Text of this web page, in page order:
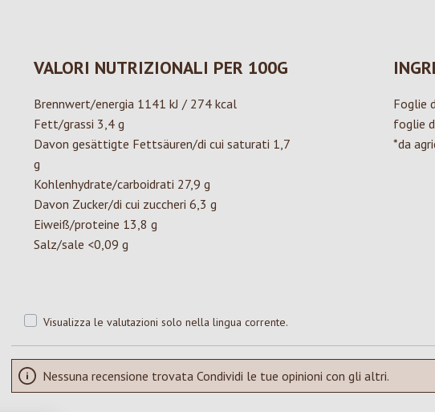
VALORI NUTRIZIONALI PER 100G
Brennwert/energia 1141 kJ / 274 kcal
Fett/grassi 3,4 g
Davon gesättigte Fettsäuren/di cui saturati 1,7
g
Kohlenhydrate/carboidrati 27,9 g
Davon Zucker/di cui zuccheri 6,3 g
Eiweiß/proteine 13,8 g
Salz/sale <0,09 g
Foglie
foglie
*da
Visualizza le valutazioni solo nella lingua corrente.
Nessuna recensione trovata Condividi le tue opinioni con gli altri.